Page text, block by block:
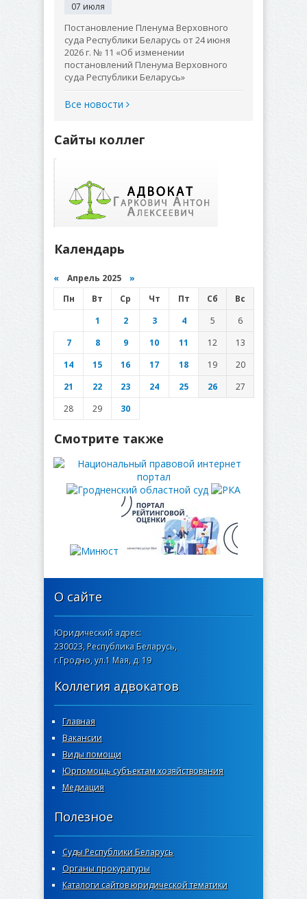
07 июля
Постановление Пленума Верховного
суда Республики Беларусь от 24 июня
2026 г. № 11 «Об изменении
постановлений Пленума Верховного
суда Республики Беларусь»
Все новости
Сайты коллег
Календарь
« Апрель 2025 »
Пн
Вт Ср Чт Пт Сб
Вс
1
2 3 4 5
6
7
8 9 10 11 12
13
14
15 16 17 18 19
20
21
22 23 24 25 26
27
28
29 30
Смотрите также
О сайте
Юридический адрес:
230023, Республика Беларусь,
г.Гродно, ул.1 Мая, д. 19
Коллегия адвокатов
Главная
Вакансии
Виды помощи
Юрпомощь субъектам хозяйствования
Медиация
Полезное
Суды Республики Беларусь
Органы прокуратуры
Каталоги сайтов юридической тематики